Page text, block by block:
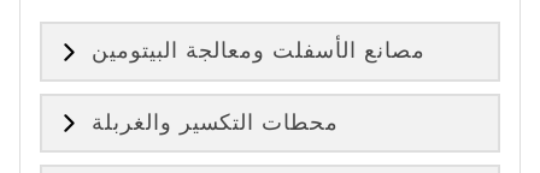
مصانع الأسفلت ومعالجة البيتومين
محطات التكسير والغربلة